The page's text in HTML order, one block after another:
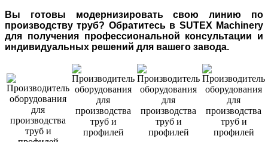
Вы готовы модернизировать свою линию по
производству труб? Обратитесь в SUTEX Machinery
для получения профессиональной консультации и
индивидуальных решений для вашего завода.